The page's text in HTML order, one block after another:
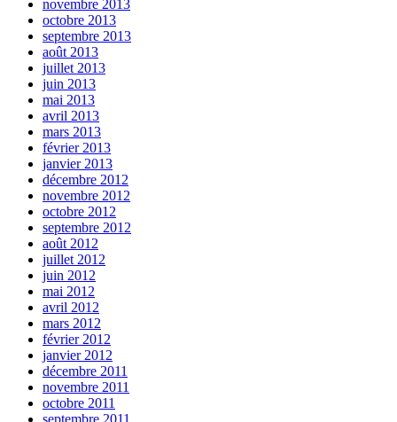
novembre 2013
octobre 2013
septembre 2013
août 2013
juillet 2013
juin 2013
mai 2013
avril 2013
mars 2013
février 2013
janvier 2013
décembre 2012
novembre 2012
octobre 2012
septembre 2012
août 2012
juillet 2012
juin 2012
mai 2012
avril 2012
mars 2012
février 2012
janvier 2012
décembre 2011
novembre 2011
octobre 2011
septembre 2011